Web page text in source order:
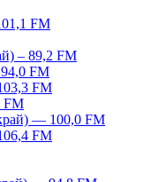
FM
– 89,2 FM
FM
FM
FM
— 100,0 FM
FM